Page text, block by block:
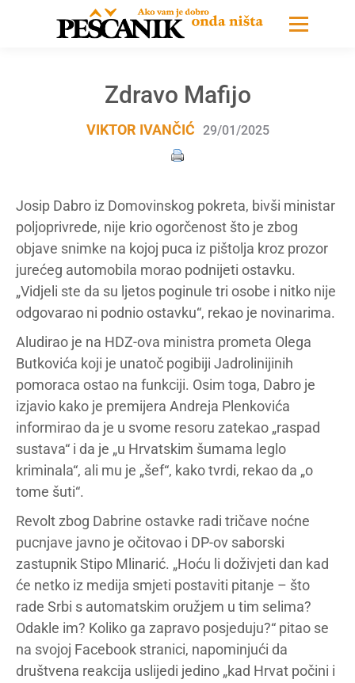
Zdravo Mafijo
VIKTOR IVANČIĆ 29/01/2025
Josip Dabro iz Domovinskog pokreta, bivši ministar
poljoprivrede, nije krio ogorčenost što je zbog
objave snimke na kojoj puca iz pištolja kroz prozor
jurećeg automobila morao podnijeti ostavku.
„Vidjeli ste da su ljetos poginule tri osobe i nitko nije
odgovarao ni podnio ostavku“, rekao je novinarima.
Aludirao je na HDZ-ova ministra prometa Olega
Butkovića koji je unatoč pogibiji Jadrolinijinih
pomoraca ostao na funkciji. Osim toga, Dabro je
izjavio kako je premijera Andreja Plenkovića
informirao da je u svome resoru zatekao „raspad
sustava“ i da je „u Hrvatskim šumama leglo
kriminala“, ali mu je „šef“, kako tvrdi, rekao da „o
tome šuti“.
Revolt zbog Dabrine ostavke radi tričave noćne
pucnjave javno je očitovao i DP-ov saborski
zastupnik Stipo Mlinarić. „Hoću li doživjeti dan kad
će netko iz medija smjeti postaviti pitanje – što
rade Srbi s automatskim oružjem u tim selima?
Odakle im? Koliko ga zapravo posjeduju?“ pitao se
na svojoj Facebook stranici, napominjući da
društvena reakcija uslijedi jedino „kad Hrvat počini i